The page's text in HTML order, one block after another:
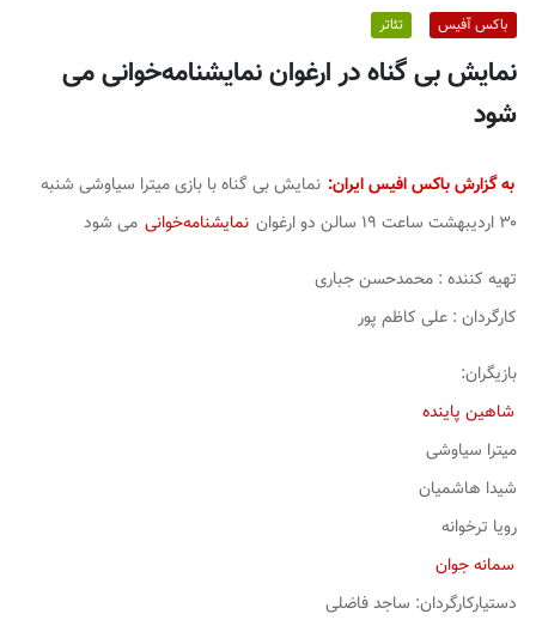
باکس آفیس تئاتر
نمایش بی گناه در ارغوان نمایشنامه‌خوانی می
شود
به گزارش باکس افیس ایران:نمایش بی گناه با بازی میترا سیاوشی شنبه
۳۰ اردیبهشت ساعت ۱۹ سالن دو ارغوان
نمایشنامه‌خوانیمی شود
تهیه کننده : محمدحسن جباری
کارگردان : علی کاظم پور
بازیگران:
شاهین پاینده
میترا سیاوشی
شیدا هاشمیان
رویا ترخوانه
سمانه جوان
دستیارکارگردان: ساجد ‌فاضلی